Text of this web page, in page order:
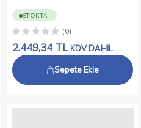
STOKTA
(0)
2.449,34TL KDV DAHİL
Sepete Ekle